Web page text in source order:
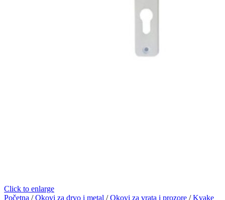
Click to enlarge
Početna / Okovi za drvo i metal / Okovi za vrata i prozore / Kvake